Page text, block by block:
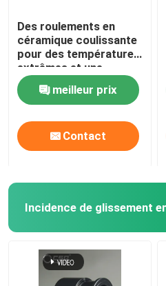
Des roulements en
céramique coulissante
pour des températures
extrêmes et une
résistance à la
corrosionmeilleur prix
Contact